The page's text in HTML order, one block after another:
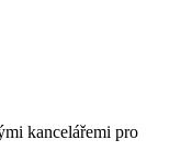
kancelářemi pro